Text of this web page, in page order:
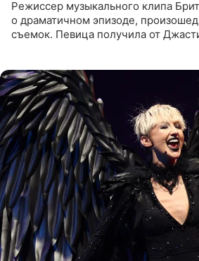
Режиссер музыкального клипа
о драматичном эпизоде,
съемок. Певица получила от